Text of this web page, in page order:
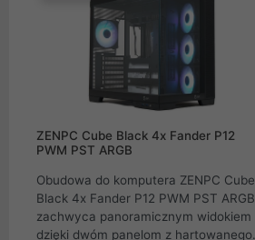
ZENPC Cube Black 4x Fander P12
PWM PST ARGB
Obudowa do komputera ZENPC Cube
Black 4x Fander P12 PWM PST ARGB
zachwyca panoramicznym widokiem
dzięki dwóm panelom z hartowanego